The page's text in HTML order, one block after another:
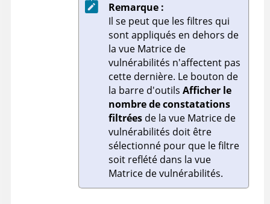
Remarque :
Il se peut que les filtres qui
sont appliqués en dehors de
la vue Matrice de
vulnérabilités n'affectent pas
cette dernière. Le bouton de
la barre d'outils Afficher le
nombre de constatations
filtrées de la vue Matrice de
vulnérabilités doit être
sélectionné pour que le filtre
soit reflété dans la vue
Matrice de vulnérabilités.